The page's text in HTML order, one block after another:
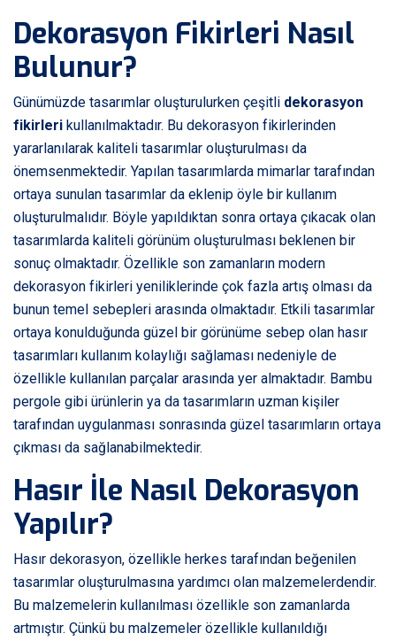
Dekorasyon Fikirleri Nasıl
Bulunur?
Günümüzde tasarımlar oluşturulurken çeşitli dekorasyon
fikirleri kullanılmaktadır. Bu dekorasyon fikirlerinden
yararlanılarak kaliteli tasarımlar oluşturulması da
önemsenmektedir. Yapılan tasarımlarda mimarlar tarafından
ortaya sunulan tasarımlar da eklenip öyle bir kullanım
oluşturulmalıdır. Böyle yapıldıktan sonra ortaya çıkacak olan
tasarımlarda kaliteli görünüm oluşturulması beklenen bir
sonuç olmaktadır. Özellikle son zamanların modern
dekorasyon fikirleri yeniliklerinde çok fazla artış olması da
bunun temel sebepleri arasında olmaktadır. Etkili tasarımlar
ortaya konulduğunda güzel bir görünüme sebep olan hasır
tasarımları kullanım kolaylığı sağlaması nedeniyle de
özellikle kullanılan parçalar arasında yer almaktadır. Bambu
pergole gibi ürünlerin ya da tasarımların uzman kişiler
tarafından uygulanması sonrasında güzel tasarımların ortaya
çıkması da sağlanabilmektedir.
Hasır İle Nasıl Dekorasyon
Yapılır?
Hasır dekorasyon, özellikle herkes tarafından beğenilen
tasarımlar oluşturulmasına yardımcı olan malzemelerdendir.
Bu malzemelerin kullanılması özellikle son zamanlarda
artmıştır. Çünkü bu malzemeler özellikle kullanıldığı